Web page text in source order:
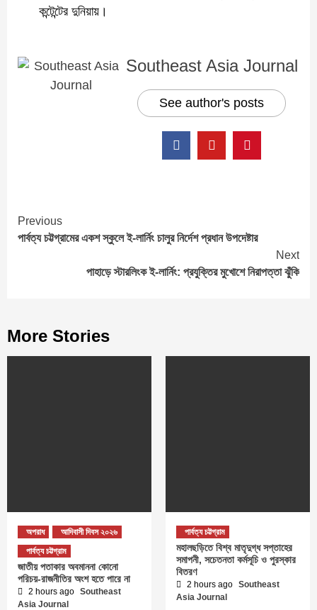
কন্টেন্টের দুনিয়ায়।
Southeast Asia Journal
See author's posts
Continue
Reading
Previous
পার্বত্য চট্টগ্রামের একশ স্কুলে ই-লার্নিং চালুর নির্দেশ প্রধান উপদেষ্টার
Next
পাহাড়ে স্টারলিংক ই-লার্নিং: প্রযুক্তির মুখোশে নিরাপত্তা ঝুঁকি
More Stories
অপরাধ
আদিবাসী দিবস ২০২৬
পার্বত্য চট্টগ্রাম
জাতীয় পতাকার অবমাননা কোনো
পরিচয়-রাজনীতির অংশ হতে পারে না
2 hours ago Southeast
Asia Journal
পার্বত্য চট্টগ্রাম
মহালছড়িতে বিশ্ব মাতৃদুগ্ধ সপ্তাহের
সমাপনী, সচেতনতা কর্মসূচি ও পুরস্কার
বিতরণ
2 hours ago Southeast
Asia Journal